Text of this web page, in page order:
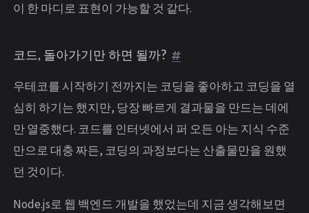
이 한 마디로 표현이 가능할 것 같다.
코드, 돌아가기만 하면 될까?
우테코를 시작하기 전까지는 코딩을 좋아하고 코딩을 열
심히 하기는 했지만, 당장 빠르게 결과물을 만드는 데에
만 열중했다. 코드를 인터넷에서 퍼 오든 아는 지식 수준
만으로 대충 짜든, 코딩의 과정보다는 산출물만을 원했
던 것이다.
Node.js로 웹 백엔드 개발을 했었는데 지금 생각해보면